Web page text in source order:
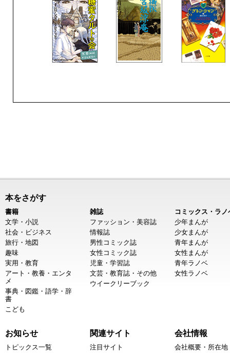
本をさがす
書籍
文学・小説
社会・ビジネス
旅行・地図
趣味
実用・教育
アート・教養・エンタ
メ
事典・図鑑・語学・辞
書
こども
雑誌
ファッション・美容誌
情報誌
男性コミック誌
女性コミック誌
児童・学習誌
文芸・教育誌・その他
ウイークリーブック
コミックス・ラノ
少年まんが
少女まんが
青年まんが
女性まんが
青年ラノベ
女性ラノベ
お知らせ
トピックス一覧
関連サイト
注目サイト
会社情報
会社概要・所在地